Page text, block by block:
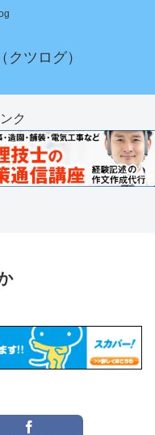
ツログ）
ク